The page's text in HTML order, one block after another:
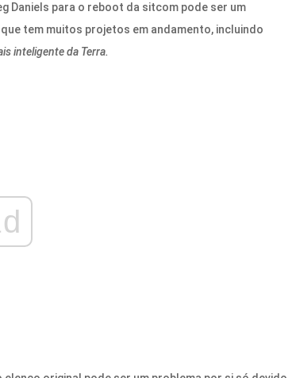
Daniels para o reboot da sitcom pode ser um
tem muitos projetos em andamento, incluindo
inteligente da Terra.